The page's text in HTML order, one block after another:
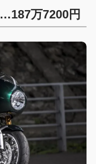
万7200円